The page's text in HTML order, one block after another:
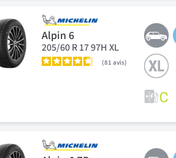
Alpin 6
205/60 R 17 97H XL
81avis